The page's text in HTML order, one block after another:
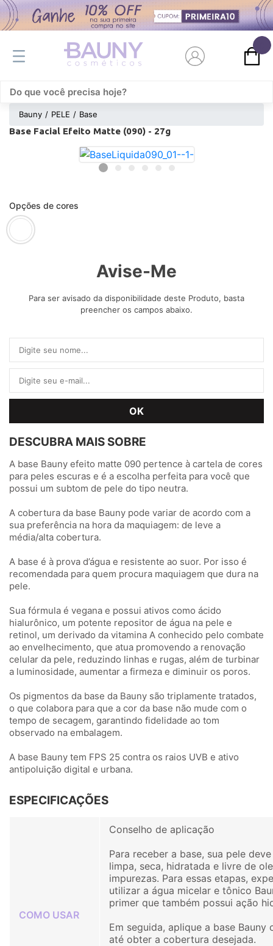
Bauny PELE Base
Base Facial Efeito Matte (090) - 27g
Opções de cores
Avise-Me
Para ser avisado da disponibilidade deste Produto, basta
preencher os campos abaixo.
DESCUBRA MAIS SOBRE
A base Bauny efeito matte 090 pertence à cartela de cores
para peles escuras e é a escolha perfeita para você que
possui um subtom de pele do tipo neutra.
A cobertura da base Bauny pode variar de acordo com a
sua preferência na hora da maquiagem: de leve a
média/alta cobertura.
A base é à prova d’água e resistente ao suor. Por isso é
recomendada para quem procura maquiagem que dura na
pele.
Sua fórmula é vegana e possui ativos como ácido
hialurônico, um potente repositor de água na pele e
retinol, um derivado da vitamina A conhecido pelo combate
ao envelhecimento, que atua promovendo a renovação
celular da pele, reduzindo linhas e rugas, além de turbinar
a luminosidade, aumentar a firmeza e diminuir os poros.
Os pigmentos da base da Bauny são triplamente tratados,
o que colabora para que a cor da base não mude com o
tempo de secagem, garantindo fidelidade ao tom
observado na embalagem.
A base Bauny tem FPS 25 contra os raios UVB e ativo
antipoluição digital e urbana.
ESPECIFICAÇÕES
COMO USAR
Conselho de aplicação
Para receber a base, sua pele
limpa, seca, hidratada e livre de
impurezas. Para essas etapas,
utilizar a água micelar e tônico
primer que também possui ação
Em seguida, aplique a base Bauny
até obter a cobertura desejada.